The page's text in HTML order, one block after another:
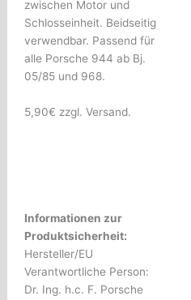
zwischen Motor und
Schlosseinheit. Beidseitig
verwendbar. Passend für
alle Porsche 944 ab Bj.
05/85 und 968.
5,90€ zzgl. Versand.
Informationen zur
Produktsicherheit:
Hersteller/EU
Verantwortliche Person:
Dr. Ing. h.c. F. Porsche